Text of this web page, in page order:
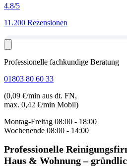
4.8/5
11.200 Rezensionen
Professionelle fachkundige Beratung
01803 80 60 33
(0,09 €/min aus dt. FN,
max. 0,42 €/min Mobil)
Montag-Freitag 08:00 - 18:00
Wochenende 08:00 - 14:00
Professionelle
Haus & Wohnung –